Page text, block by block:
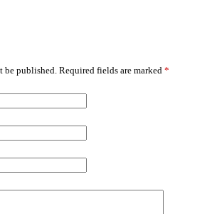
be published. Required fields are marked *